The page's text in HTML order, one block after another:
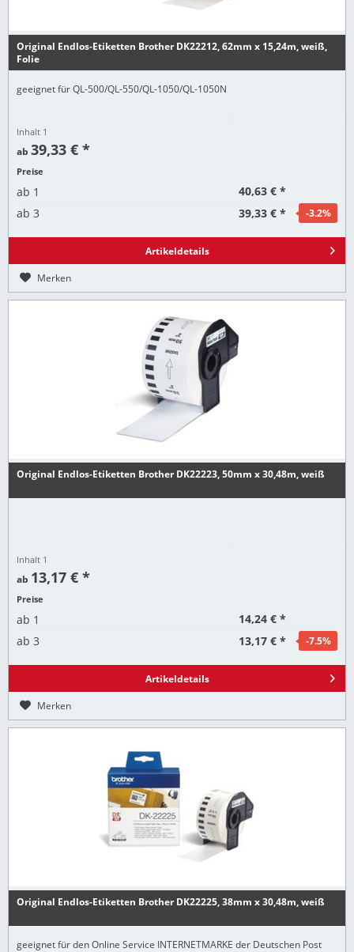
Original Endlos-Etiketten Brother DK22212, 62mm x 15,24m, weiß,
Folie
geeignet für QL-500/QL-550/QL-1050/QL-1050N
Inhalt 1
ab39,33 € *
Preise
ab 1
40,63 € *
ab 3 39,33 € * -3.2%
Artikeldetails
Merken
Original Endlos-Etiketten Brother DK22223, 50mm x 30,48m, weiß
Inhalt 1
ab 13,17 € *
Preise
ab 1
14,24 € *
ab 3 13,17 € * -7.5%
Artikeldetails
Merken
Original Endlos-Etiketten Brother DK22225, 38mm x 30,48m, weiß
geeignet für den Online Service INTERNETMARKE der Deutschen Post